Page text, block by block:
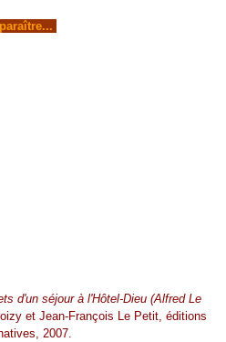
d'un séjour à l'Hôtel-Dieu (Alfred Le
et Jean-François Le Petit, éditions
2007.